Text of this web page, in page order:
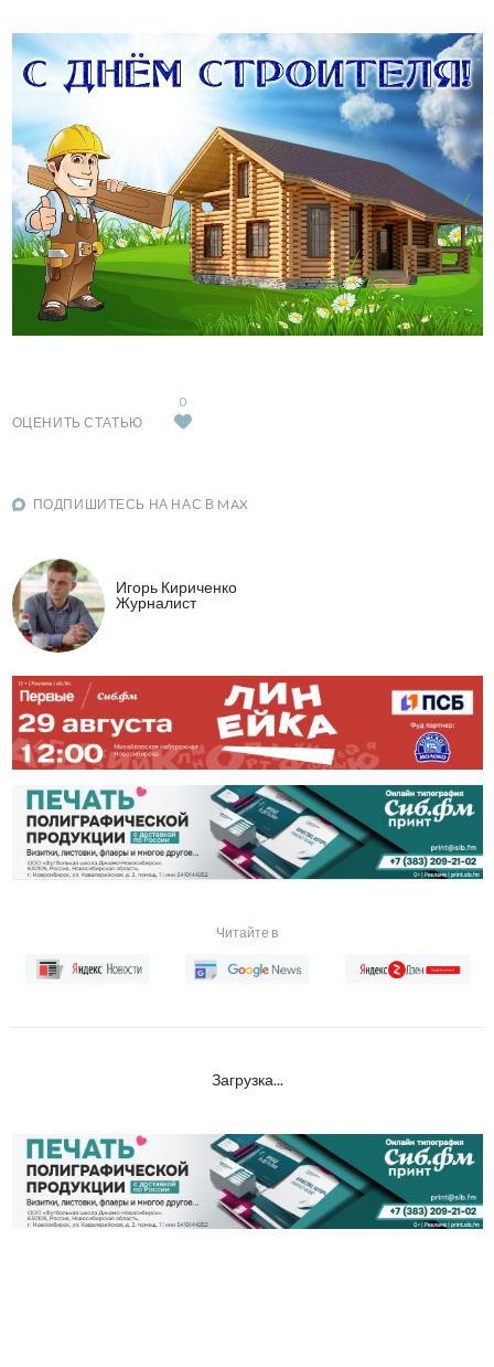
ОЦЕНИТЬ СТАТЬЮ
0
ПОДПИШИТЕСЬ НА НАС В MAX
Игорь Кириченко
Журналист
Читайте в
Загрузка...